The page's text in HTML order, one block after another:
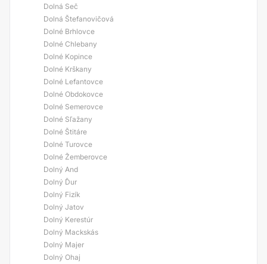
Dolná Seč
Dolná Štefanovičová
Dolné Brhlovce
Dolné Chlebany
Dolné Kopince
Dolné Krškany
Dolné Lefantovce
Dolné Obdokovce
Dolné Semerovce
Dolné Sľažany
Dolné Štitáre
Dolné Turovce
Dolné Žemberovce
Dolný And
Dolný Ďur
Dolný Fizík
Dolný Jatov
Dolný Kerestúr
Dolný Mackskás
Dolný Majer
Dolný Ohaj